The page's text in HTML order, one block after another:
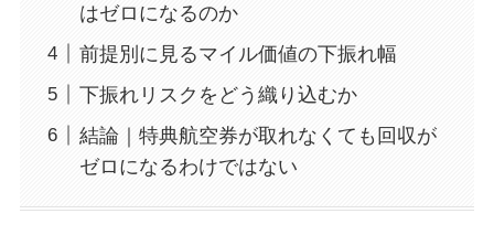
はゼロになるのか
前提別に見るマイル価値の下振れ幅
下振れリスクをどう織り込むか
結論｜特典航空券が取れなくても回収が
ゼロになるわけではない